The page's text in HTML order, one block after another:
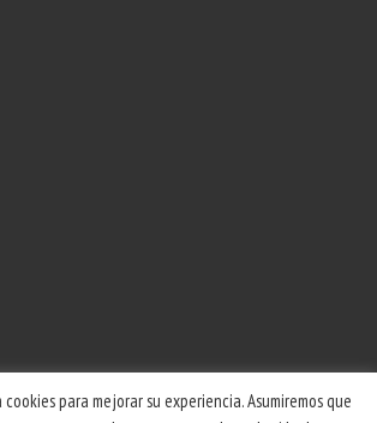
para mejorar su experiencia. Asumiremos que